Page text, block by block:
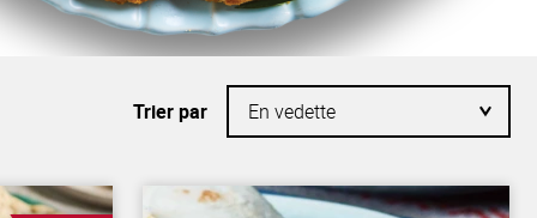
Trier par